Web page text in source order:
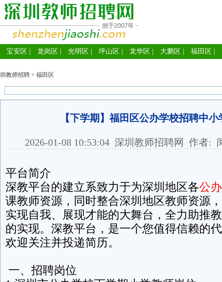
宝安区 龙岗区 光明区 坪山区 龙华区 大鹏区 福田区
圳教师招聘 > 福田区
【下学期】福田区公办学校招聘中
2026-01-08 10:53:04 深圳教师招聘网 作者:
平台简介
深教平台的建立系致力于为深圳地区各公办
课教师资源，同时整合深圳地区教师资源
实现自我、展现才能的大舞台，全力助推
的实现。深教平台，是一个您值得信赖的
欢迎关注并投递简历。
一、招聘岗位